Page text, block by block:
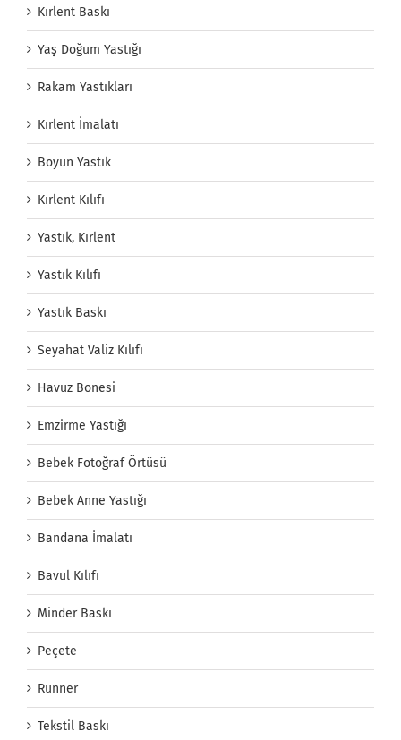
Kırlent Baskı
Yaş Doğum Yastığı
Rakam Yastıkları
Kırlent İmalatı
Boyun Yastık
Kırlent Kılıfı
Yastık, Kırlent
Yastık Kılıfı
Yastık Baskı
Seyahat Valiz Kılıfı
Havuz Bonesi
Emzirme Yastığı
Bebek Fotoğraf Örtüsü
Bebek Anne Yastığı
Bandana İmalatı
Bavul Kılıfı
Minder Baskı
Peçete
Runner
Tekstil Baskı